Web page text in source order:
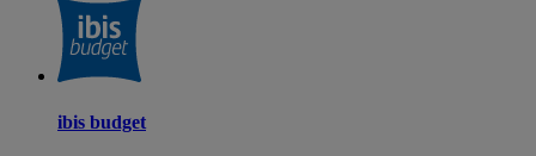
ibis budget